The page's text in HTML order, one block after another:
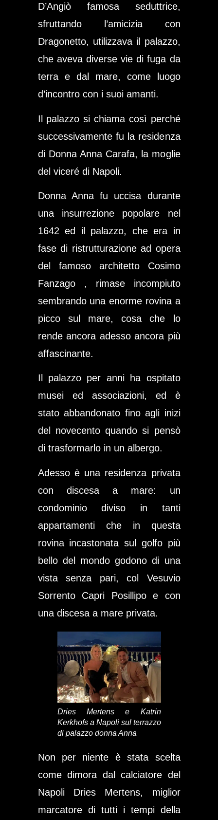
D’Angiò famosa seduttrice,
sfruttando l’amicizia con
Dragonetto, utilizzava il palazzo,
che aveva diverse vie di fuga da
terra e dal mare, come luogo
d’incontro con i suoi amanti.
Il palazzo si chiama così perché
successivamente fu la residenza
di Donna Anna Carafa, la moglie
del viceré di Napoli.
Donna Anna fu uccisa durante
una insurrezione popolare nel
1642 ed il palazzo, che era in
fase di ristrutturazione ad opera
del famoso architetto Cosimo
Fanzago, rimase incompiuto
sembrando una enorme rovina a
picco sul mare, cosa che lo
rende ancora adesso ancora più
affascinante.
Il palazzo per anni ha ospitato
musei ed associazioni, ed è
stato abbandonato fino agli inizi
del novecento quando si pensò
di trasformarlo in un albergo.
Adesso è una residenza privata
con discesa a mare: un
condominio diviso in tanti
appartamenti che in questa
rovina incastonata sul golfo più
bello del mondo godono di una
vista senza pari, col Vesuvio
Sorrento Capri Posillipo e con
una discesa a mare privata.
Dries Mertens e Katrin
Kerkhofs a Napoli sul terrazzo
di palazzo donna Anna
Non per niente è stata scelta
come dimora dal calciatore del
Napoli Dries Mertens, miglior
marcatore di tutti i tempi della